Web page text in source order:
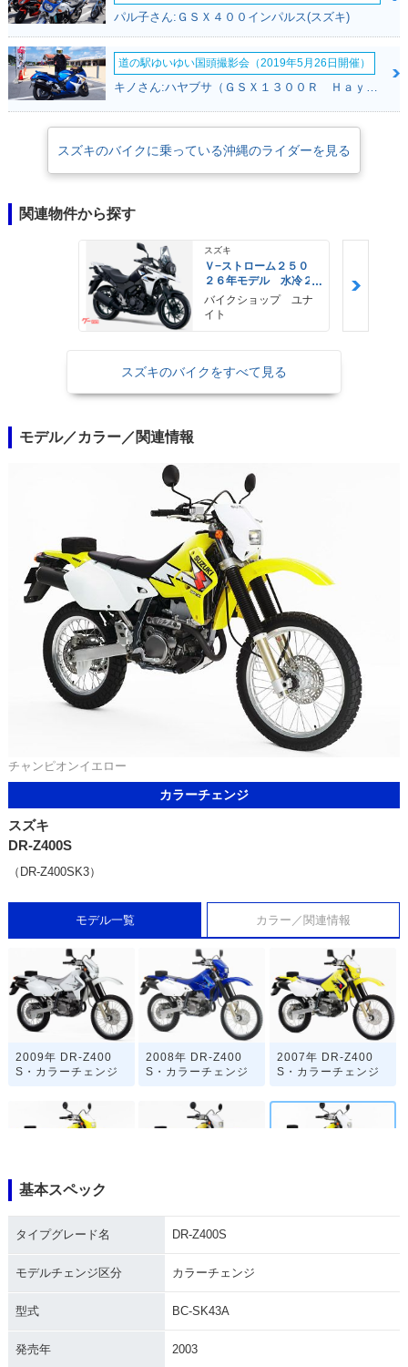
パル子さん:ＧＳＸ４００インパルス(スズキ)
道の駅ゆいゆい国頭撮影会（2019年5月26日開催）
スズキのバイクに乗っている沖縄のライダーを見る
関連物件から探す
スズキ
Ｖ−ストローム２５０
２６年モデル 水冷２
気筒エンジン ＬＥＤ
ヘッドライト標準装備
バイクショップ ユナ
イト
スズキのバイクをすべて見る
モデル／カラー／関連情報
チャンピオンイエロー
カラーチェンジ
スズキ
DR-Z400S
（DR-Z400SK3）
モデル一覧 カラー／関連情報
2009年 DR-Z400
S・カラーチェンジ
2008年 DR-Z400
S・カラーチェンジ
2007年 DR-Z400
S・カラーチェンジ
基本スペック
タイプグレード名 DR-Z400S
モデルチェンジ区分 カラーチェンジ
型式 BC-SK43A
発売年 2003